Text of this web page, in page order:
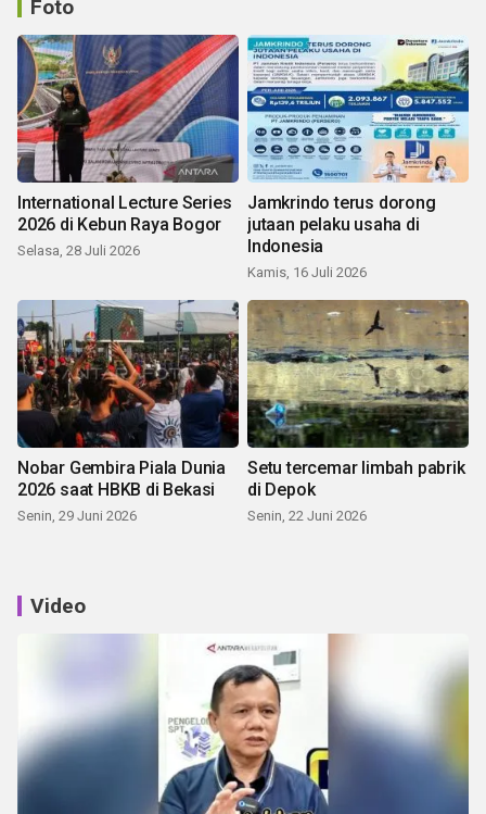
Foto
International Lecture Series
2026 di Kebun Raya Bogor
Selasa, 28 Juli 2026
Jamkrindo terus dorong
jutaan pelaku usaha di
Indonesia
Kamis, 16 Juli 2026
Nobar Gembira Piala Dunia
2026 saat HBKB di Bekasi
Senin, 29 Juni 2026
Setu tercemar limbah pabrik
di Depok
Senin, 22 Juni 2026
Video